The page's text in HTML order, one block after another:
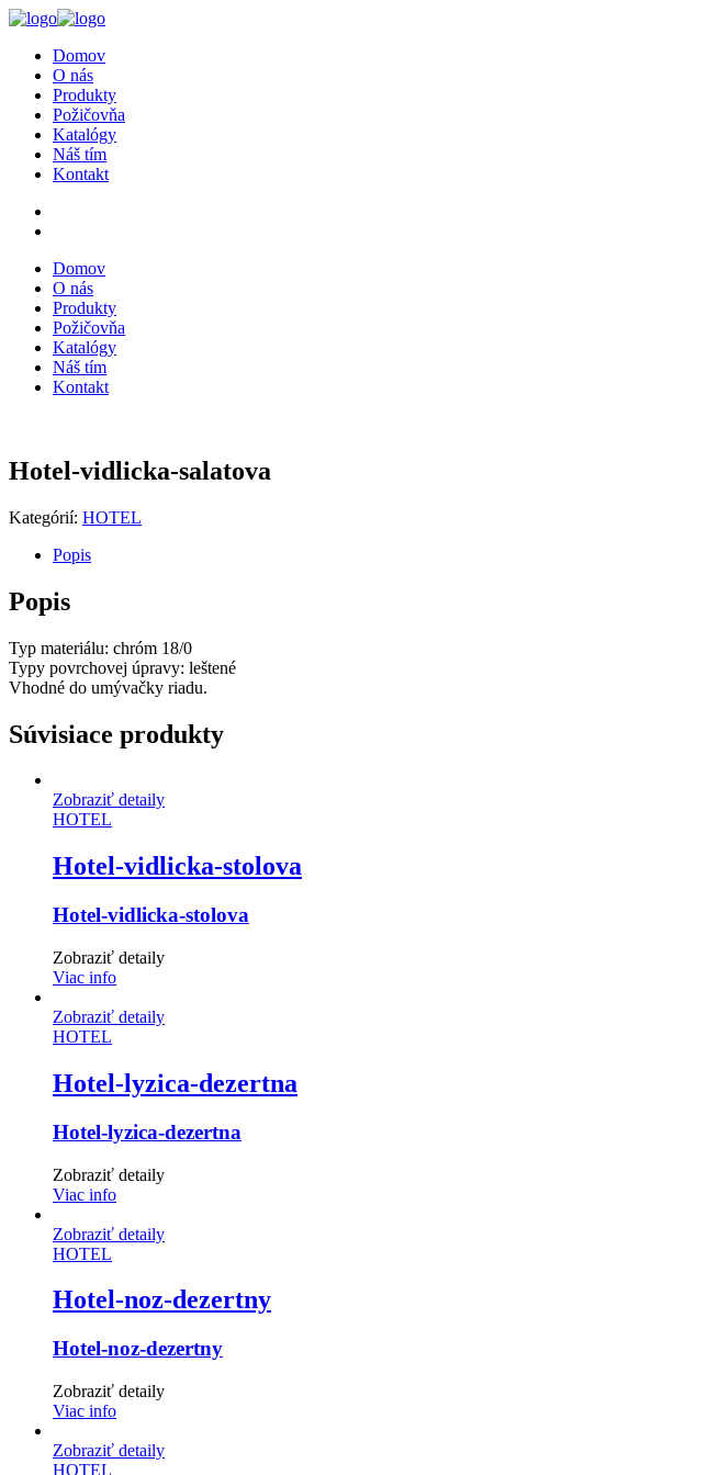
Domov
O nás
Produkty
Požičovňa
Katalógy
Náš tím
Kontakt
Domov
O nás
Produkty
Požičovňa
Katalógy
Náš tím
Kontakt
Hotel-vidlicka-salatova
Kategórií: HOTEL
Popis
Popis
Typ materiálu: chróm 18/0
Typy povrchovej úpravy: leštené
Vhodné do umývačky riadu.
Súvisiace produkty
Zobraziť detaily
HOTEL
Hotel-vidlicka-stolova
Hotel-vidlicka-stolova
Zobraziť detaily
Viac info
Zobraziť detaily
HOTEL
Hotel-lyzica-dezertna
Hotel-lyzica-dezertna
Zobraziť detaily
Viac info
Zobraziť detaily
HOTEL
Hotel-noz-dezertny
Hotel-noz-dezertny
Zobraziť detaily
Viac info
Zobraziť detaily
HOTEL